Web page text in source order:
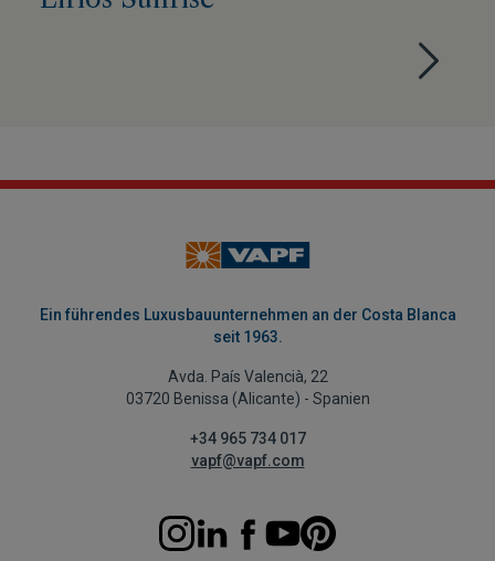
Ein führendes Luxusbauunternehmen an der Costa Blanca
seit 1963.
Avda. País Valencià, 22
03720 Benissa (Alicante) - Spanien
+34 965 734 017
vapf@vapf.com